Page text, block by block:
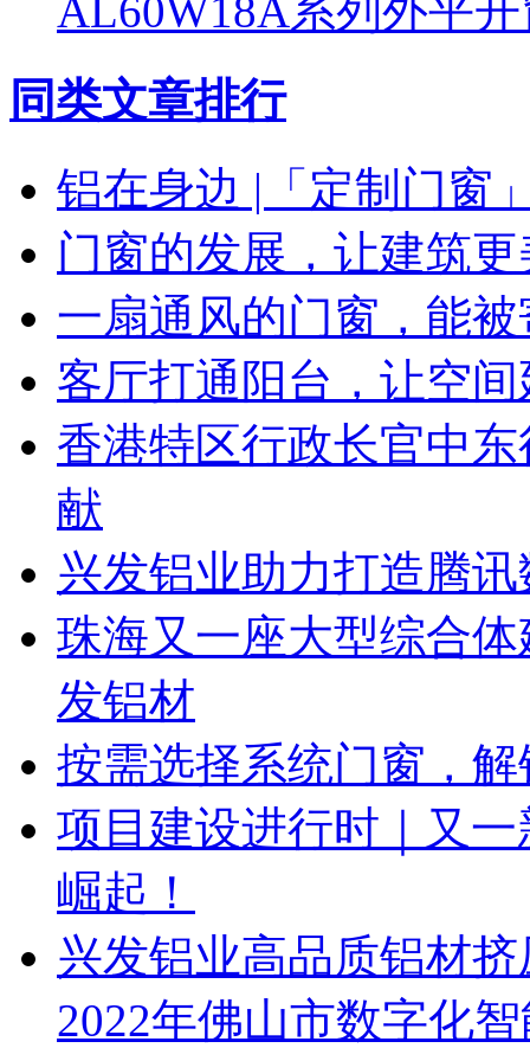
AL60W18A系列外平
同类文章排行
铝在身边 |「定制门窗
门窗的发展，让建筑更
一扇通风的门窗，能
客厅打通阳台，让空间
香港特区行政长官中
献
兴发铝业助力打造腾
珠海又一座大型综合
发铝材
按需选择系统门窗，
项目建设进行时｜又
崛起！
兴发铝业高品质铝材
2022年佛山市数字化